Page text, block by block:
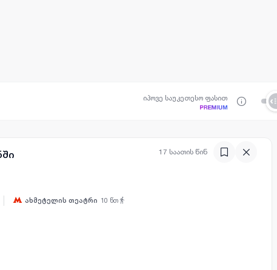
იპოვე საუკეთესო ფასით
17 საათის წინ
ახმეტელის თეატრი 10 წთ